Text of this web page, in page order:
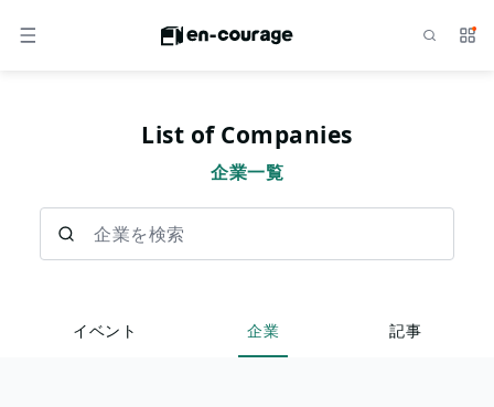
メニュー サ
List of Companies
企業一覧
イベント 企業 記事